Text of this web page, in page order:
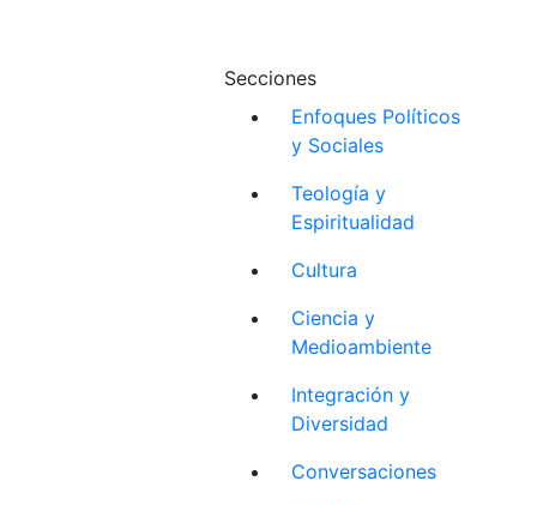
Secciones
Enfoques Políticos
y Sociales
Teología y
Espiritualidad
Cultura
Ciencia y
Medioambiente
Integración y
Diversidad
Conversaciones